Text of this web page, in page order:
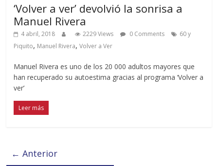
‘Volver a ver’ devolvió la sonrisa a
Manuel Rivera
4 abril, 2018 2229 Views 0 Comments
60 y
Piquito, Manuel Rivera,Volver a Ver
Manuel Rivera es uno de los 20 000 adultos mayores que
han recuperado su autoestima gracias al programa ‘Volver a
ver’
Leer más
← Anterior